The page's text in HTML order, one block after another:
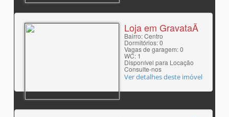
Loja em GravataÃ­
Bairro: Centro
Dormitórios: 0
Vagas de garagem: 0
WC: 1
Disponível para Locação
Consulte-nos
Ver detalhes deste imóvel